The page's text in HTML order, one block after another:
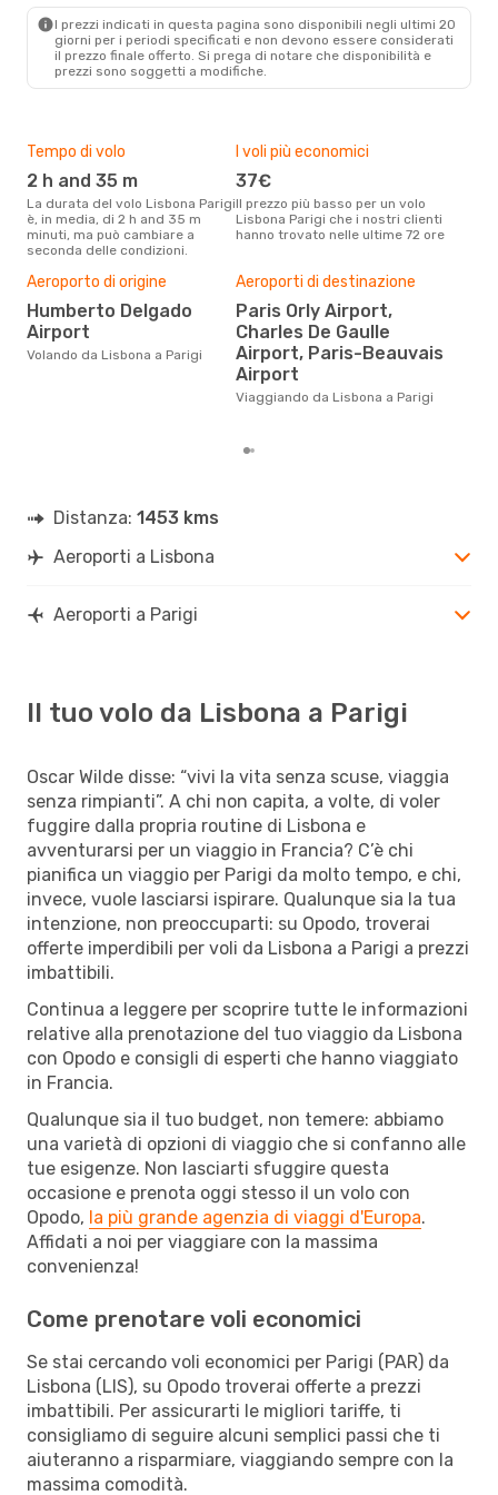
I prezzi indicati in questa pagina sono disponibili negli ultimi 20
giorni per i periodi specificati e non devono essere considerati
il ​​prezzo finale offerto. Si prega di notare che disponibilità e
prezzi sono soggetti a modifiche.
Tempo di volo
2 h and 35 m
La durata del volo Lisbona Parigi
è, in media, di 2 h and 35 m
minuti, ma può cambiare a
seconda delle condizioni.
I voli più economici
37€
Il prezzo più basso per un volo
Lisbona Parigi che i nostri clienti
hanno trovato nelle ultime 72 ore
Aeroporto di origine
Humberto Delgado
Airport
Volando da Lisbona a Parigi
Aeroporti di destinazione
Paris Orly Airport,
Charles De Gaulle
Airport, Paris-Beauvais
Airport
Viaggiando da Lisbona a Parigi
Distanza: 1453 kms
Aeroporti a Lisbona
Aeroporti a Parigi
Il tuo volo da Lisbona a Parigi
Oscar Wilde disse: “vivi la vita senza scuse, viaggia
senza rimpianti”. A chi non capita, a volte, di voler
fuggire dalla propria routine di Lisbona e
avventurarsi per un viaggio in Francia? C’è chi
pianifica un viaggio per Parigi da molto tempo, e chi,
invece, vuole lasciarsi ispirare. Qualunque sia la tua
intenzione, non preoccuparti: su Opodo, troverai
offerte imperdibili per voli da Lisbona a Parigi a prezzi
imbattibili.
Continua a leggere per scoprire tutte le informazioni
relative alla prenotazione del tuo viaggio da Lisbona
con Opodo e consigli di esperti che hanno viaggiato
in Francia.
Qualunque sia il tuo budget, non temere: abbiamo
una varietà di opzioni di viaggio che si confanno alle
tue esigenze. Non lasciarti sfuggire questa
occasione e prenota oggi stesso il un volo con
Opodo, la più grande agenzia di viaggi d'Europa.
Affidati a noi per viaggiare con la massima
convenienza!
Come prenotare voli economici
Se stai cercando voli economici per Parigi (PAR) da
Lisbona (LIS), su Opodo troverai offerte a prezzi
imbattibili. Per assicurarti le migliori tariffe, ti
consigliamo di seguire alcuni semplici passi che ti
aiuteranno a risparmiare, viaggiando sempre con la
massima comodità.